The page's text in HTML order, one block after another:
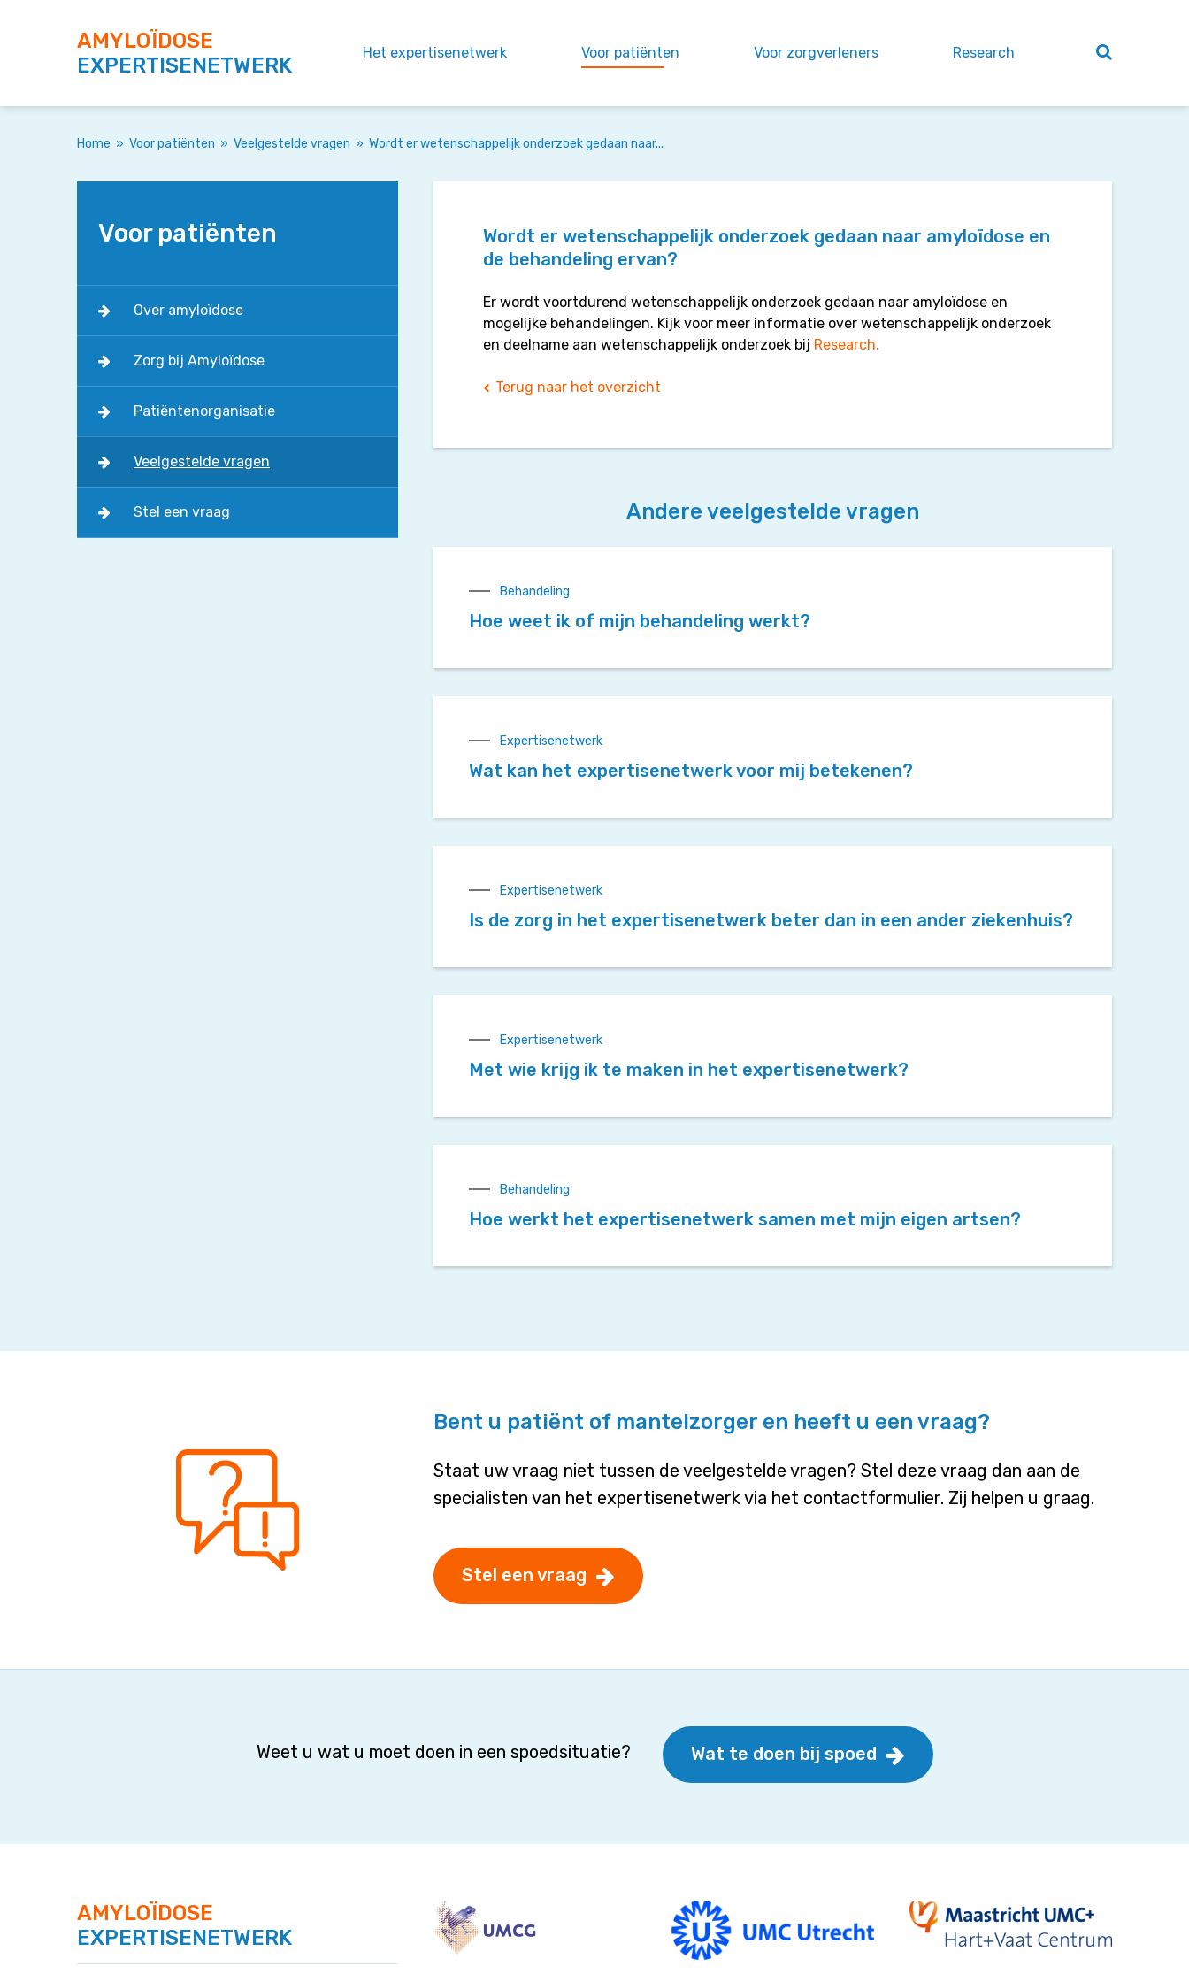
AMYLOÏDOSE
EXPERTISENETWERK
Het expertisenetwerk Voor patiënten Voor zorgverleners Research
Home » Voor patiënten » Veelgestelde vragen » Wordt er wetenschappelijk onderzoek gedaan naar...
Wordt er wetenschappelijk onderzoek gedaan naar amyloïdose en
de behandeling ervan?
Er wordt voortdurend wetenschappelijk onderzoek gedaan naar amyloïdose en
mogelijke behandelingen. Kijk voor meer informatie over wetenschappelijk onderzoek
en deelname aan wetenschappelijk onderzoek bij Research.
Terug naar het overzicht
Andere veelgestelde vragen
Behandeling
Hoe weet ik of mijn behandeling werkt?
Expertisenetwerk
Wat kan het expertisenetwerk voor mij betekenen?
Expertisenetwerk
Is de zorg in het expertisenetwerk beter dan in een ander ziekenhuis?
Expertisenetwerk
Met wie krijg ik te maken in het expertisenetwerk?
Behandeling
Hoe werkt het expertisenetwerk samen met mijn eigen artsen?
Voor patiënten
Over amyloïdose
Zorg bij Amyloïdose
Patiëntenorganisatie
Veelgestelde vragen
Stel een vraag
Bent u patiënt of mantelzorger en heeft u een vraag?
Staat uw vraag niet tussen de veelgestelde vragen? Stel deze vraag dan aan de
specialisten van het expertisenetwerk via het contactformulier. Zij helpen u graag.
Stel een vraag
Weet u wat u moet doen in een spoedsituatie? Wat te doen bij spoed
AMYLOÏDOSE
EXPERTISENETWERK